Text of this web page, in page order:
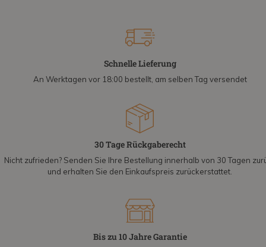
Schnelle Lieferung
An Werktagen vor 18:00 bestellt, am selben Tag versendet
30 Tage Rückgaberecht
Nicht zufrieden? Senden Sie Ihre Bestellung innerhalb von 30 Tagen
und erhalten Sie den Einkaufspreis zurückerstattet.
Bis zu 10 Jahre Garantie